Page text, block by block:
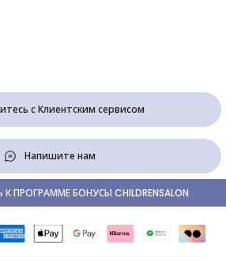
с Клиентским сервисом
Напишите нам
ПРОГРАММЕ БОНУСЫ CHILDRENSALON